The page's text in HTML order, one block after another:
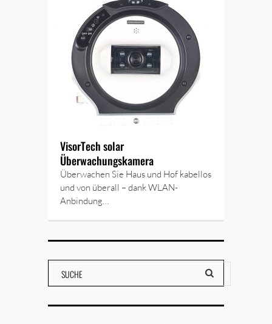
VisorTech solar
Überwachungskamera
Überwachen Sie Haus und Hof kabellos
und von überall – dank WLAN-
Anbindung…